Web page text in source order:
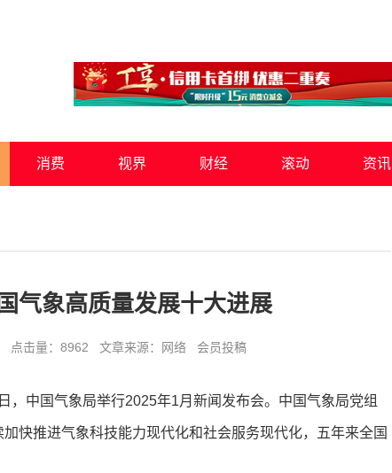
消费 视界 财经 滚动 资讯
气象高质量发展十大进展
点击量：8962 文章来源：网络 会员投稿
，中国气象局举行2025年1月新闻发布会。中国气象局党组
快推进气象科技能力现代化和社会服务现代化，五年来全国